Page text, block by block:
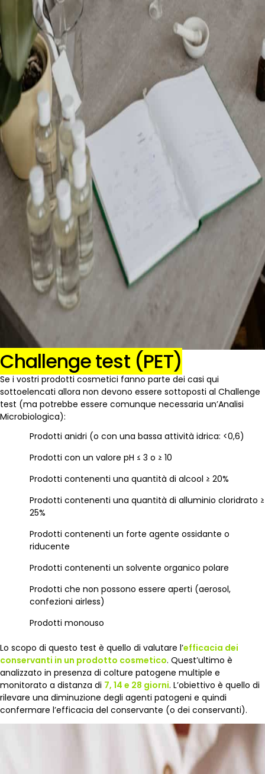
Challenge test (PET)
Se i vostri prodotti cosmetici fanno parte dei casi qui
sottoelencati allora non devono essere sottoposti al Challenge
test (ma potrebbe essere comunque necessaria un’Analisi
Microbiologica):
Prodotti anidri (o con una bassa attività idrica: <0,6)
Prodotti con un valore pH ≤ 3 o ≥ 10
Prodotti contenenti una quantità di alcool ≥ 20%
Prodotti contenenti una quantità di alluminio cloridrato ≥
25%
Prodotti contenenti un forte agente ossidante o
riducente
Prodotti contenenti un solvente organico polare
Prodotti che non possono essere aperti (aerosol,
confezioni airless)
Prodotti monouso
Lo scopo di questo test è quello di valutare l’efficacia dei
conservanti in un prodotto cosmetico. Quest’ultimo è
analizzato in presenza di colture patogene multiple e
monitorato a distanza di 7, 14 e 28 giorni. L’obiettivo è quello di
rilevare una diminuzione degli agenti patogeni e quindi
confermare l’efficacia del conservante (o dei conservanti).